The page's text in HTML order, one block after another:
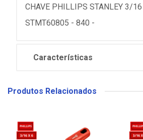
CHAVE PHILLIPS STANLEY 3/
STMT60805 - 840 -
Características
Produtos Relacionados